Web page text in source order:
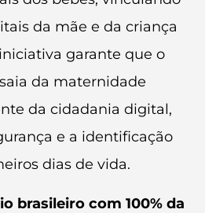
da mãe e da criança
garante que o
da maternidade
da cidadania digital,
e a identificação
dias de vida.
brasileiro com 100% da